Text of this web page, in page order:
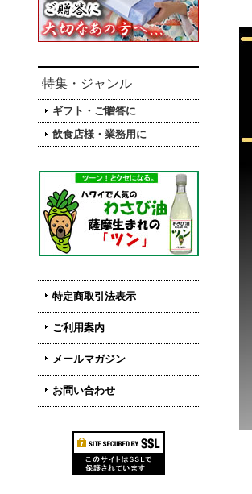
特集・ジャンル
ギフト・ご贈答に
飲食店様・業務用に
特定商取引法表示
ご利用案内
メールマガジン
お問い合わせ